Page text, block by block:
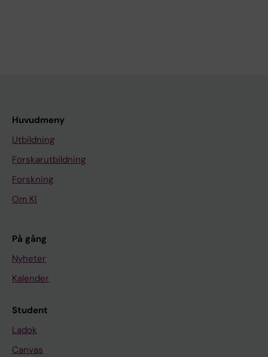
Huvudmeny
Utbildning
Forskarutbildning
Forskning
Om KI
På gång
Nyheter
Kalender
Student
Ladok
Canvas